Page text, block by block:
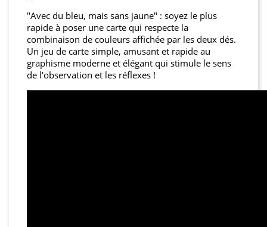
"Avec du bleu, mais sans jaune" : soyez le plus
rapide à poser une carte qui respecte la
combinaison de couleurs affichée par les deux dés.
Un jeu de carte simple, amusant et rapide au
graphisme moderne et élégant qui stimule le sens
de l'observation et les réflexes !